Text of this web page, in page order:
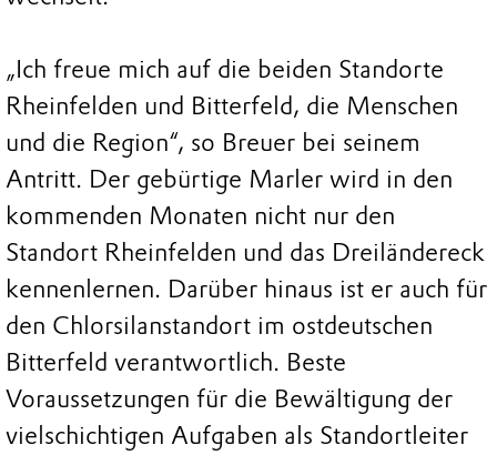
„Ich freue mich auf die beiden Standorte
Rheinfelden und Bitterfeld, die Menschen
und die Region“, so Breuer bei seinem
Antritt. Der gebürtige Marler wird in den
kommenden Monaten nicht nur den
Standort Rheinfelden und das Dreiländereck
kennenlernen. Darüber hinaus ist er auch für
den Chlorsilanstandort im ostdeutschen
Bitterfeld verantwortlich. Beste
Voraussetzungen für die Bewältigung der
vielschichtigen Aufgaben als Standortleiter